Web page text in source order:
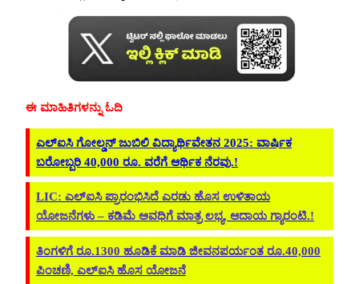
ಈ ಮಾಹಿತಿಗಳನ್ನು ಓದಿ
ಎಲ್‌ಐಸಿ ಗೋಲ್ಡನ್ ಜುಬಿಲಿ ವಿದ್ಯಾರ್ಥಿವೇತನ 2025: ವಾರ್ಷಿಕ
ಬರೋಬ್ಬರಿ 40,000 ರೂ. ವರೆಗೆ ಆರ್ಥಿಕ ನೆರವು.!
LIC: ಎಲ್‌ಐಸಿ ಪ್ರಾರಂಭಿಸಿದೆ ಎರಡು ಹೊಸ ಉಳಿತಾಯ
ಯೋಜನೆಗಳು – ಕಡಿಮೆ ಅವಧಿಗೆ ಮಾತ್ರ ಲಭ್ಯ, ಆದಾಯ ಗ್ಯಾರಂಟಿ.!
ತಿಂಗಳಿಗೆ ರೂ.1300 ಹೂಡಿಕೆ ಮಾಡಿ ಜೀವನಪರ್ಯಂತ ರೂ.40,000
ಪಿಂಚಣಿ, ಎಲ್‌ಐಸಿ ಹೊಸ ಯೋಜನೆ